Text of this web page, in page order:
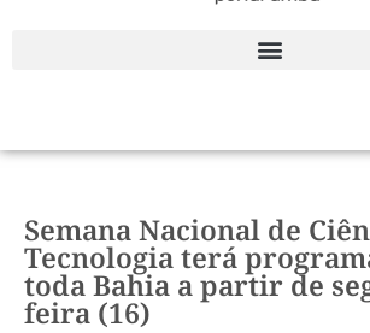
Semana Nacional de
Tecnologia terá
toda Bahia a partir de
feira (16)